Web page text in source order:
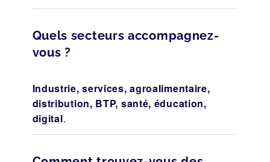
Quels secteurs accompagnez-
vous ?
Industrie, services, agroalimentaire,
distribution, BTP, santé, éducation,
digital.